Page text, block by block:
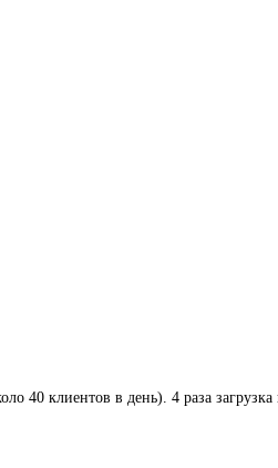
40 клиентов в день). 4 раза загрузка